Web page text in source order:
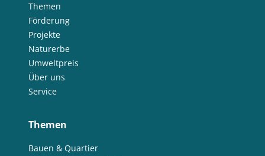
Themen
Förderung
Projekte
Naturerbe
Umweltpreis
Über uns
Service
Themen
Bauen & Quartier